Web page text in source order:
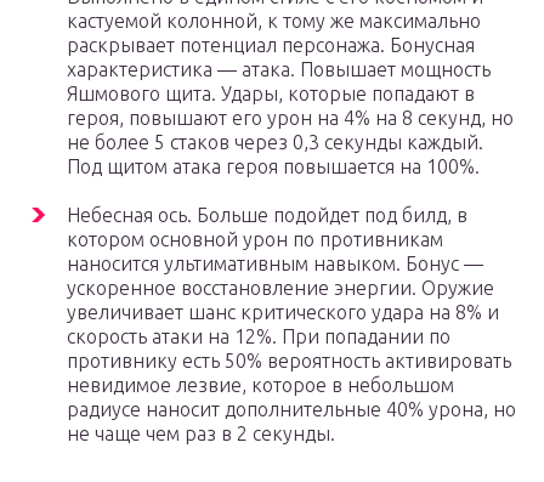
кастуемой колонной, к тому же максимально
раскрывает потенциал персонажа. Бонусная
характеристика — атака. Повышает мощность
Яшмового щита. Удары, которые попадают в
героя, повышают его урон на 4% на 8 секунд, но
не более 5 стаков через 0,3 секунды каждый.
Под щитом атака героя повышается на 100%.
Небесная ось. Больше подойдет под билд, в
котором основной урон по противникам
наносится ультимативным навыком. Бонус —
ускоренное восстановление энергии. Оружие
увеличивает шанс критического удара на 8% и
скорость атаки на 12%. При попадании по
противнику есть 50% вероятность активировать
невидимое лезвие, которое в небольшом
радиусе наносит дополнительные 40% урона, но
не чаще чем раз в 2 секунды.